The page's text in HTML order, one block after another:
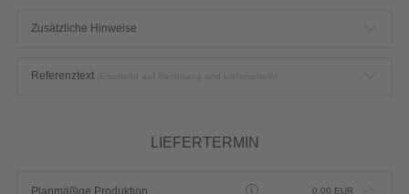
Zusätzliche Hinweise
Referenztext
LIEFERTERMIN
Planmäßige Produktion
0,00 EUR